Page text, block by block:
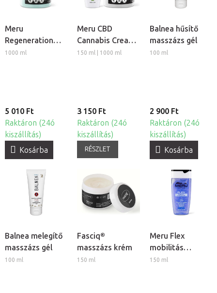
Meru
Regeneration
izomlazító
1000 ml
5 010 Ft
Raktáron (24ó
kiszállítás)
Kosárba
Meru CBD
Cannabis Cream
regeneráló
150 ml | 1000 ml
3 150 Ft
Raktáron (24ó
kiszállítás)
RÉSZLET
Balnea hűsítő
masszázs gél
100 ml
2 900 Ft
Raktáron (24ó
kiszállítás)
Kosárba
Balnea melegítő
masszázs gél
100 ml
Fasciq®
masszázs krém
150 ml
Meru Flex
mobilitás
masszázs gél
150 ml